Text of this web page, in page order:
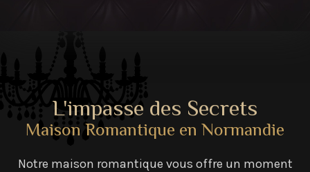
L'impasse des Secrets
Maison Romantique en Normandie
Notre maison romantique vous offre un moment